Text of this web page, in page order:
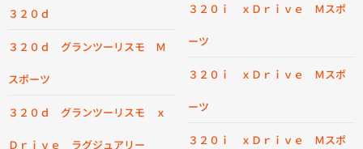
３２０ｄ
３２０ｄ グランツーリスモ Ｍ
スポーツ
３２０ｄ グランツーリスモ ｘ
Ｄｒｉｖｅ ラグジュアリー
３２０ｉ ｘＤｒｉｖｅ Ｍスポ
ーツ
３２０ｉ ｘＤｒｉｖｅ Ｍスポ
ーツ
３２０ｉ ｘＤｒｉｖｅ Ｍスポ